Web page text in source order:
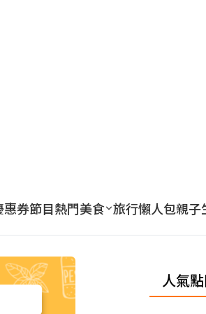
惠券節目熱門美食 旅行懶人包親子
人氣